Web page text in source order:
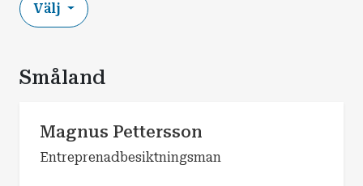
Välj
Småland
Magnus Pettersson
Entreprenadbesiktningsman